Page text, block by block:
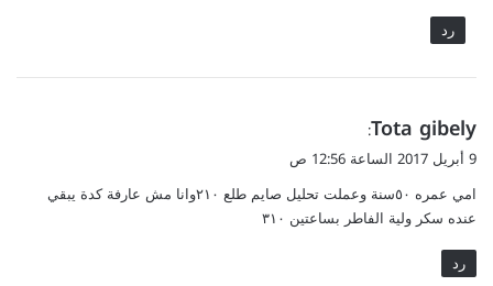
رد
ي
ق
ل
Tota gibely
:
9 أبريل 2017 الساعة 12:56 ص
امي عمره ٥٠سنة وعملت تحليل صايم طلع ٢١٠وانا مش عارفة كدة يبقي
عنده سكر ولية الفاطر بساعتين ٣١٠
رد